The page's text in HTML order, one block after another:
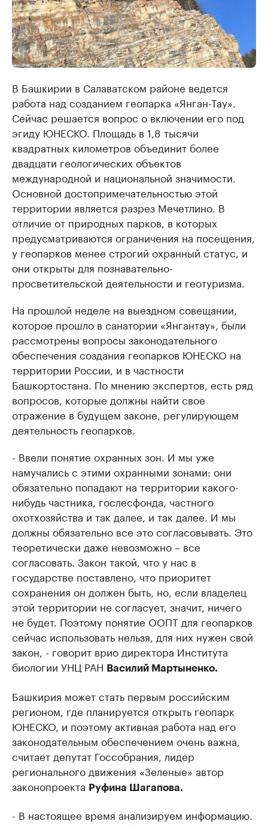
В Башкирии в Салаватском районе ведется
работа над созданием геопарка «Янган-Тау».
Сейчас решается вопрос о включении его под
эгиду ЮНЕСКО. Площадь в 1,8 тысячи
квадратных километров объединит более
двадцати геологических объектов
международной и национальной значимости.
Основной достопримечательностью этой
территории является разрез Мечетлино. В
отличие от природных парков, в которых
предусматриваются ограничения на посещения,
у геопарков менее строгий охранный статус, и
они открыты для познавательно-
просветительской деятельности и геотуризма.
На прошлой неделе на выездном совещании,
которое прошло в санатории «Янгантау», были
рассмотрены вопросы законодательного
обеспечения создания геопарков ЮНЕСКО на
территории России, и в частности
Башкортостана. По мнению экспертов, есть ряд
вопросов, которые должны найти свое
отражение в будущем законе, регулирующем
деятельность геопарков.
- Ввели понятие охранных зон. И мы уже
намучались с этими охранными зонами: они
обязательно попадают на территории какого-
нибудь частника, гослесфонда, частного
охотхозяйства и так далее, и так далее. И мы
должны обязательно все это согласовывать. Это
теоретически даже невозможно – все
согласовать. Закон такой, что у нас в
государстве поставлено, что приоритет
сохранения он должен быть, но, если владелец
этой территории не согласует, значит, ничего
не будет. Поэтому понятие ООПТ для геопарков
сейчас использовать нельзя, для них нужен свой
закон, - говорит врио директора Института
биологии УНЦ РАН Василий Мартыненко.
Башкирия может стать первым российским
регионом, где планируется открыть геопарк
ЮНЕСКО, и поэтому активная работа над его
законодательным обеспечением очень важна,
считает депутат Госсобрания, лидер
регионального движения «Зеленые» автор
законопроекта Руфина Шагапова.
- В настоящее время анализируем информацию.